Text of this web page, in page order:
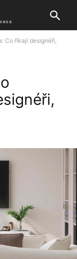
Co říkají designéři,